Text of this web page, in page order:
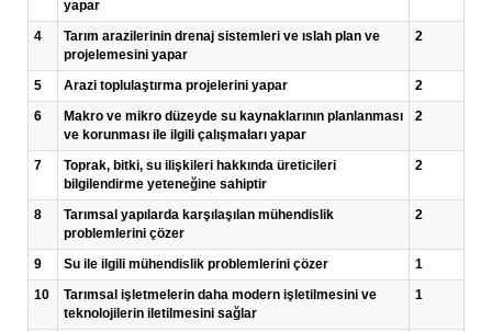
yapar
4
Tarım arazilerinin drenaj sistemleri ve ıslah plan ve
projelemesini yapar
2
5 Arazi toplulaştırma projelerini yapar
2
6
Makro ve mikro düzeyde su kaynaklarının planlanması
ve korunması ile ilgili çalışmaları yapar
2
7
Toprak, bitki, su ilişkileri hakkında üreticileri
bilgilendirme yeteneğine sahiptir
2
8
Tarımsal yapılarda karşılaşılan mühendislik
problemlerini çözer
2
9 Su ile ilgili mühendislik problemlerini çözer
1
10
Tarımsal işletmelerin daha modern işletilmesini ve
teknolojilerin iletilmesini sağlar
1